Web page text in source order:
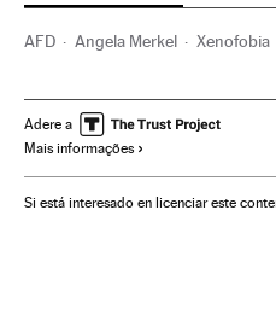
AFD Angela Merkel Xenofobia
Migração Discriminação
Preconceitos
Justiça Sociedade Europa
Adere a
Mais informações
Si está interesado en licenciar este